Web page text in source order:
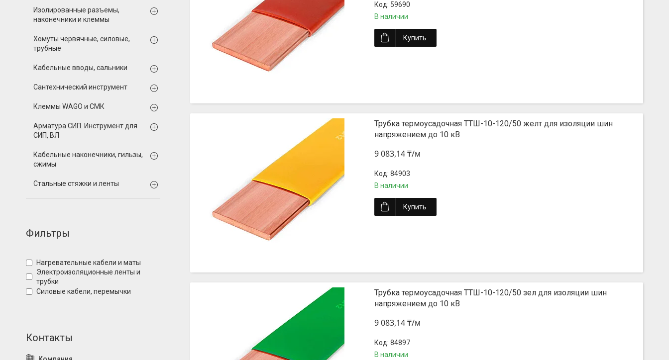
59690
В наличии
Купить
Трубка термоусадочная ТТШ-10-120/50 желт для изоляции шин
напряжением до 10 кВ
9 083,14 ₸/м
84903
В наличии
Купить
Трубка термоусадочная ТТШ-10-120/50 зел для изоляции шин
напряжением до 10 кВ
9 083,14 ₸/м
84897
В наличии
Изолированные разъемы,
наконечники и клеммы
Хомуты червячные, силовые,
трубные
Кабельные вводы, сальники
Сантехнический инструмент
Клеммы WAGO и СМК
Арматура СИП. Инструмент для
СИП, ВЛ
Кабельные наконечники, гильзы,
сжимы
Стальные стяжки и ленты
Фильтры
Нагревательные кабели и маты
Электроизоляционные ленты и
трубки
Силовые кабели, перемычки